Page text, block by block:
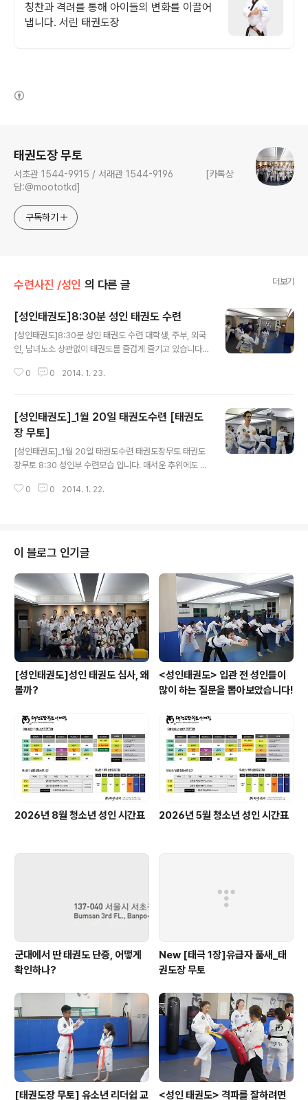
칭찬과 격려를 통해 아이들의 변화를 이끌어
냅니다. 서린 태권도장
태권도장 무토
서초관 1544-9915 / 서래관 1544-9196 [카톡상
담:@moototkd]
구독하기
수련사진 /성인 의 다른 글 더보기
[성인태권도]8:30분 성인 태권도 수련
[성인태권도]8:30분 성인 태권도 수련 대학생, 주부, 외국
인, 남녀노소 상관없이 태권도를 즐겁게 즐기고 있습니다.^
0 0 2014. 1. 23.
[성인태권도]_1월 20일 태권도수련 [태권도
장 무토]
[성인태권도]_1월 20일 태권도수련 태권도장무토 태권도
장무토 8:30 성인부 수련모습 입니다. 매서운 추위에도 불
냅니다.^^ 앞으로도 계속 이런 열정으로 수련하시어 몸과
다. ▲ 기본발차기 수련시간 ▲ 세현씨의 치지르기 모습
▲ 신규입관생 신호식씨^^ ▲ 흰 띠 수련생 분들의 품새연
습 ▲김혜림 사범님이 직접 품새를 지도하는 모습 ▲ 왼쪽
부터 조지 수련생, 정영원 수련생, 알렉산더 수련생 ▲ 갈
셀알노(교보AXA CEO)수련생의 진지한 품새시연
0 0 2014. 1. 22.
이 블로그 인기글
[성인태권도]성인 태권도 심사, 왜
볼까?
<성인태권도> 입관 전 성인들이
많이 하는 질문을 뽑아보았습니다!
2026년 8월 청소년 성인 시간표 2026년 5월 청소년 성인 시간표
군대에서 딴 태권도 단증, 어떻게
확인하나?
New [태극 1장]유급자 품새_태
권도장 무토
[태권도장 무토] 유소년 리더쉽 교 <성인 태권도> 격파를 잘하려면